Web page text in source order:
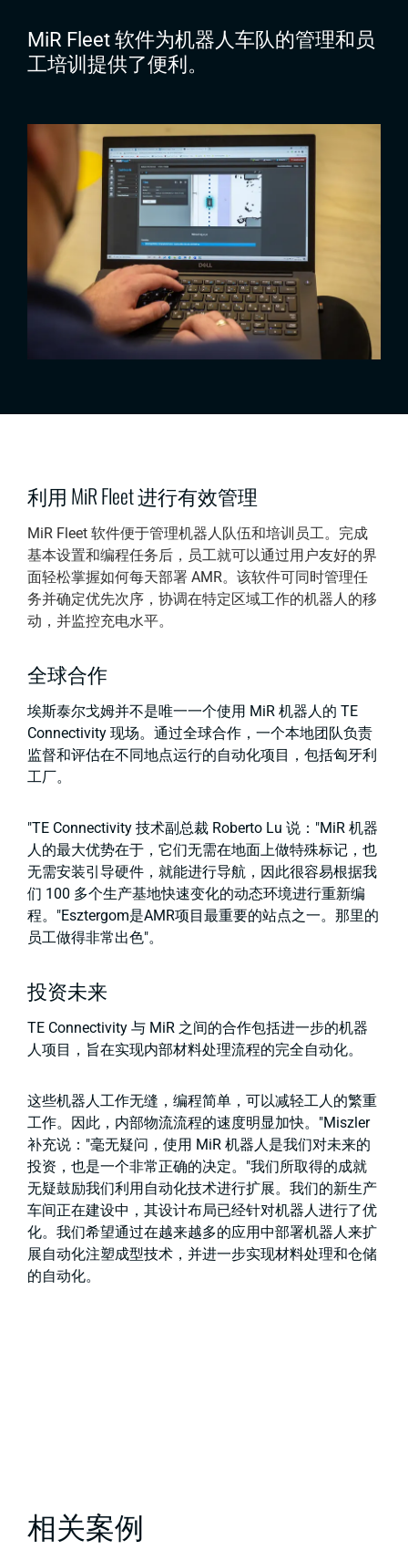
MiR Fleet 软件为机器人车队的管理和员
工培训提供了便利。
利用 MiR Fleet 进行有效管理
MiR Fleet 软件便于管理机器人队伍和培训员工。完成
基本设置和编程任务后，员工就可以通过用户友好的界
面轻松掌握如何每天部署 AMR。该软件可同时管理任
务并确定优先次序，协调在特定区域工作的机器人的移
动，并监控充电水平。
全球合作
埃斯泰尔戈姆并不是唯一一个使用 MiR 机器人的 TE
Connectivity 现场。通过全球合作，一个本地团队负责
监督和评估在不同地点运行的自动化项目，包括匈牙利
工厂。
"TE Connectivity 技术副总裁 Roberto Lu 说："MiR 机器
人的最大优势在于，它们无需在地面上做特殊标记，也
无需安装引导硬件，就能进行导航，因此很容易根据我
们 100 多个生产基地快速变化的动态环境进行重新编
程。"Esztergom是AMR项目最重要的站点之一。那里的
员工做得非常出色"。
投资未来
TE Connectivity 与 MiR 之间的合作包括进一步的机器
人项目，旨在实现内部材料处理流程的完全自动化。
这些机器人工作无缝，编程简单，可以减轻工人的繁重
工作。因此，内部物流流程的速度明显加快。"Miszler
补充说："毫无疑问，使用 MiR 机器人是我们对未来的
投资，也是一个非常正确的决定。"我们所取得的成就
无疑鼓励我们利用自动化技术进行扩展。我们的新生产
车间正在建设中，其设计布局已经针对机器人进行了优
化。我们希望通过在越来越多的应用中部署机器人来扩
展自动化注塑成型技术，并进一步实现材料处理和仓储
的自动化。
相关案例